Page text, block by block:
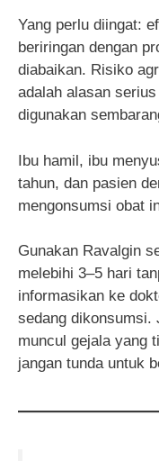
Yang perlu diingat:
beriringan dengan
diabaikan. Risiko
adalah alasan
digunakan
Ibu hamil, ibu
tahun, dan pasien
mengonsumsi obat
Gunakan Ravalgin
melebihi 3–5 hari
informasikan ke
sedang dikonsumsi.
muncul gejala yang
jangan tunda untuk